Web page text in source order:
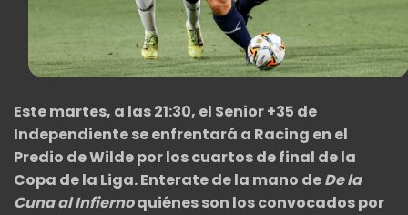
Este martes, a las 21:30, el Senior +35 de
Independiente se enfrentará a Racing en el
Predio de Wilde por los cuartos de final de la
Copa de la Liga. Enterate de la mano deDe la
Cuna al Infiernoquiénes son los convocados por